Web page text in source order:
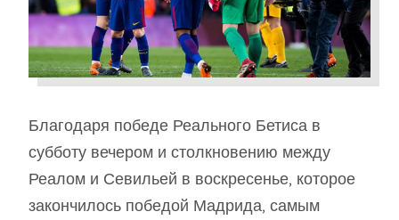
Благодаря победе Реального Бетиса в
субботу вечером и столкновению между
Реалом и Севильей в воскресенье, которое
закончилось победой Мадрида, самым